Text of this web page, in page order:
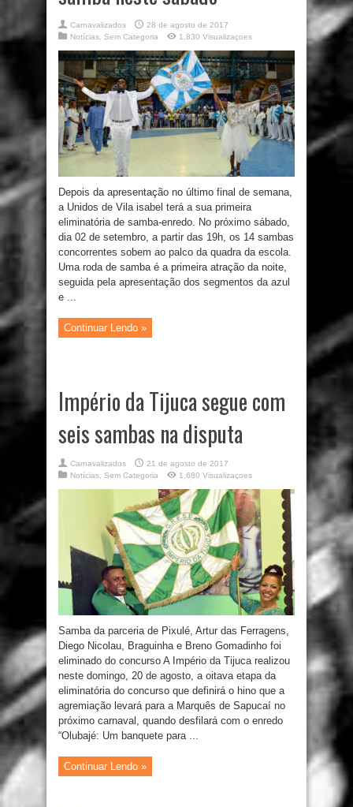
Carnavalizados
28 de agosto de 2017
Notícias Sem Categoria 1,830 Visualizaçoes
Depois da apresentação no último final de semana,
a Unidos de Vila isabel terá a sua primeira
eliminatória de samba-enredo. No próximo sábado,
dia 02 de setembro, a partir das 19h, os 14 sambas
concorrentes sobem ao palco da quadra da escola.
Uma roda de samba é a primeira atração da noite,
seguida pela apresentação dos segmentos da azul
e ...
Continuar Lendo »
Império da Tijuca segue com
seis sambas na disputa
Carnavalizados
21 de agosto de 2017
Notícias Sem Categoria 1,680 Visualizaçoes
Samba da parceria de Pixulé, Artur das Ferragens,
Diego Nicolau, Braguinha e Breno Gomadinho foi
eliminado do concurso A Império da Tijuca realizou
neste domingo, 20 de agosto, a oitava etapa da
eliminatória do concurso que definirá o hino que a
agremiação levará para a Marquês de Sapucaí no
próximo carnaval, quando desfilará com o enredo
“Olubajé: Um banquete para ...
Continuar Lendo »